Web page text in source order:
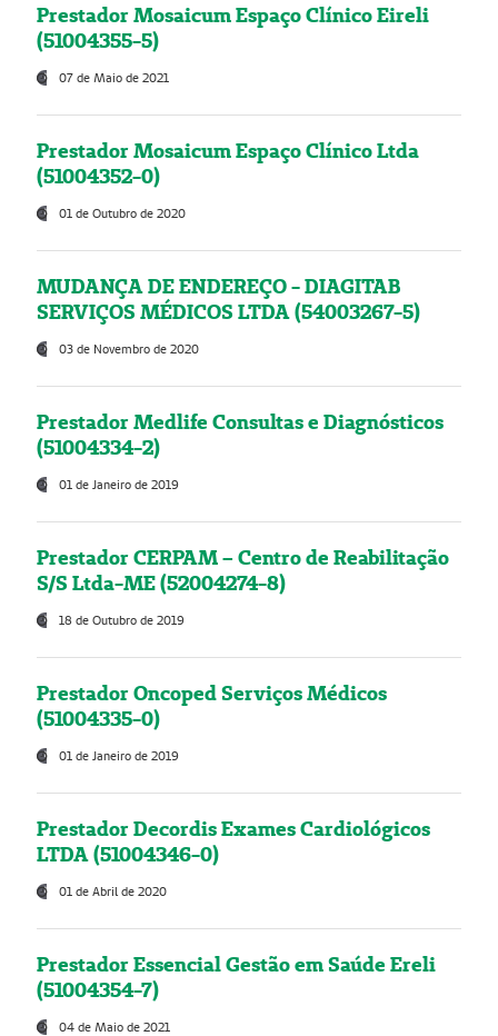
Prestador Mosaicum Espaço Clínico Eireli
(51004355-5)
07 de Maio de 2021
Prestador Mosaicum Espaço Clínico Ltda
(51004352-0)
01 de Outubro de 2020
MUDANÇA DE ENDEREÇO - DIAGITAB
SERVIÇOS MÉDICOS LTDA (54003267-5)
03 de Novembro de 2020
Prestador Medlife Consultas e Diagnósticos
(51004334-2)
01 de Janeiro de 2019
Prestador CERPAM – Centro de Reabilitação
S/S Ltda-ME (52004274-8)
18 de Outubro de 2019
Prestador Oncoped Serviços Médicos
(51004335-0)
01 de Janeiro de 2019
Prestador Decordis Exames Cardiológicos
LTDA (51004346-0)
01 de Abril de 2020
Prestador Essencial Gestão em Saúde Ereli
(51004354-7)
04 de Maio de 2021